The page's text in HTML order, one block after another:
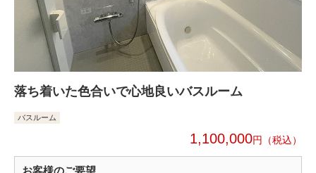
落ち着いた色合いで心地良いバスルーム
バスルーム
1,100,000円